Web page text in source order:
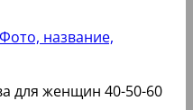
название,